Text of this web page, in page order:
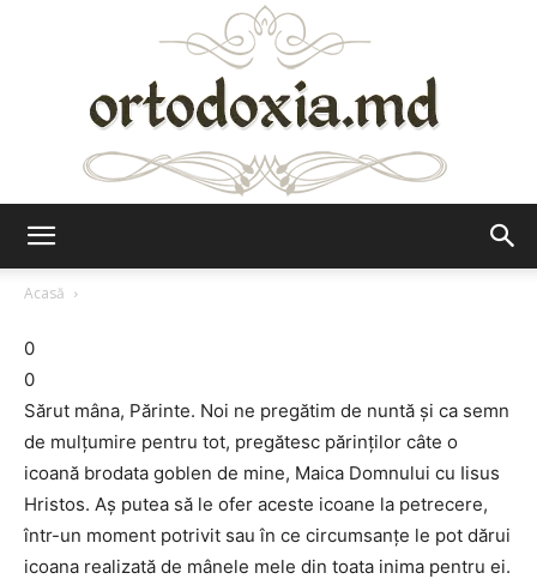
Acasă
0
0
Sărut mâna, Părinte. Noi ne pregătim de nuntă şi ca semn
de mulţumire pentru tot, pregătesc părinţilor câte o
icoană brodata goblen de mine, Maica Domnului cu Iisus
Hristos. Aş putea să le ofer aceste icoane la petrecere,
într-un moment potrivit sau în ce circumsanţe le pot dărui
icoana realizată de mânele mele din toata inima pentru ei.